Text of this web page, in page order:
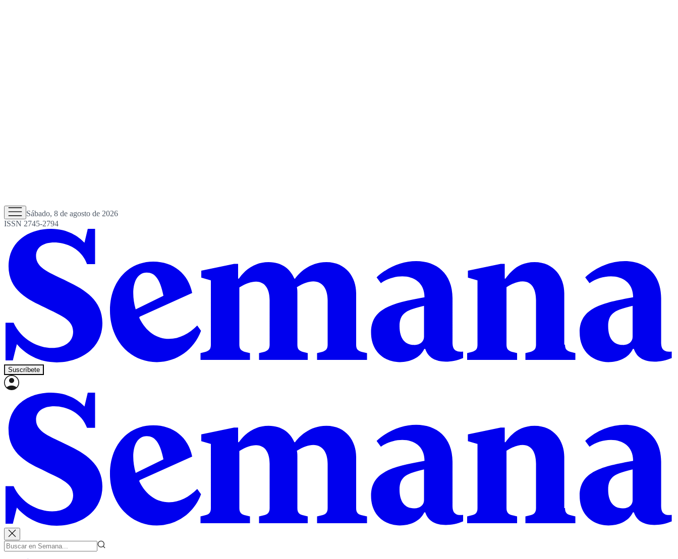
Sábado, 8 de agosto de 2026
ISSN 2745-2794
Suscríbete